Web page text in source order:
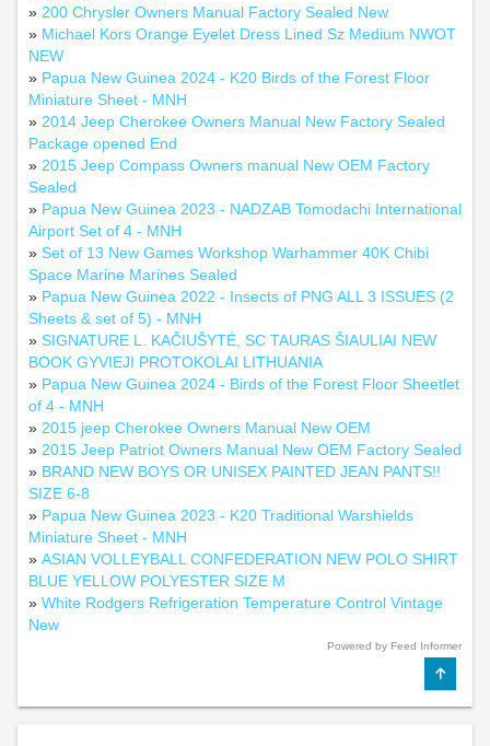
» 200 Chrysler Owners Manual Factory Sealed New
» Michael Kors Orange Eyelet Dress Lined Sz Medium NWOT
NEW
» Papua New Guinea 2024 - K20 Birds of the Forest Floor
Miniature Sheet - MNH
» 2014 Jeep Cherokee Owners Manual New Factory Sealed
Package opened End
» 2015 Jeep Compass Owners manual New OEM Factory
Sealed
» Papua New Guinea 2023 - NADZAB Tomodachi International
Airport Set of 4 - MNH
» Set of 13 New Games Workshop Warhammer 40K Chibi
Space Marine Marines Sealed
» Papua New Guinea 2022 - Insects of PNG ALL 3 ISSUES (2
Sheets & set of 5) - MNH
» SIGNATURE L. KAČIUŠYTĖ, SC TAURAS ŠIAULIAI NEW
BOOK GYVIEJI PROTOKOLAI LITHUANIA
» Papua New Guinea 2024 - Birds of the Forest Floor Sheetlet
of 4 - MNH
» 2015 jeep Cherokee Owners Manual New OEM
» 2015 Jeep Patriot Owners Manual New OEM Factory Sealed
» BRAND NEW BOYS OR UNISEX PAINTED JEAN PANTS!!
SIZE 6-8
» Papua New Guinea 2023 - K20 Traditional Warshields
Miniature Sheet - MNH
» ASIAN VOLLEYBALL CONFEDERATION NEW POLO SHIRT
BLUE YELLOW POLYESTER SIZE M
» White Rodgers Refrigeration Temperature Control Vintage
New
Powered by Feed Informer